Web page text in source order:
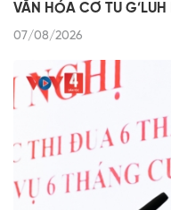
VĂN HÓA CƠ TU G’LUH I
07/08/2026